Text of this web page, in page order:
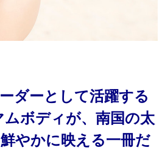
ダーとして活躍する
ボディが、南国の太
やかに映える一冊だ